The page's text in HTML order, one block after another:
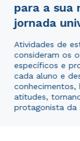
para a sua
jornada
Atividades de
consideram os
específicos e
cada aluno e
conhecimentos,
atitudes,
protagonista da